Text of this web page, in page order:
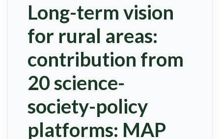
Long-term vision
for rural areas:
contribution from
20 science-
society-policy
platforms: MAP